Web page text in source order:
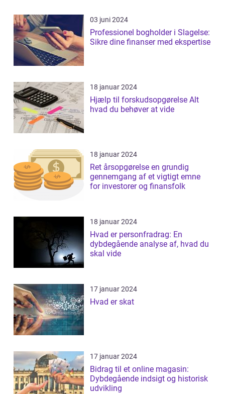
03 juni 2024
Professionel bogholder i Slagelse:
Sikre dine finanser med ekspertise
18 januar 2024
Hjælp til forskudsopgørelse Alt
hvad du behøver at vide
18 januar 2024
Ret årsopgørelse en grundig
gennemgang af et vigtigt emne
for investorer og finansfolk
18 januar 2024
Hvad er personfradrag: En
dybdegående analyse af, hvad du
skal vide
17 januar 2024
Hvad er skat
17 januar 2024
Bidrag til et online magasin:
Dybdegående indsigt og historisk
udvikling